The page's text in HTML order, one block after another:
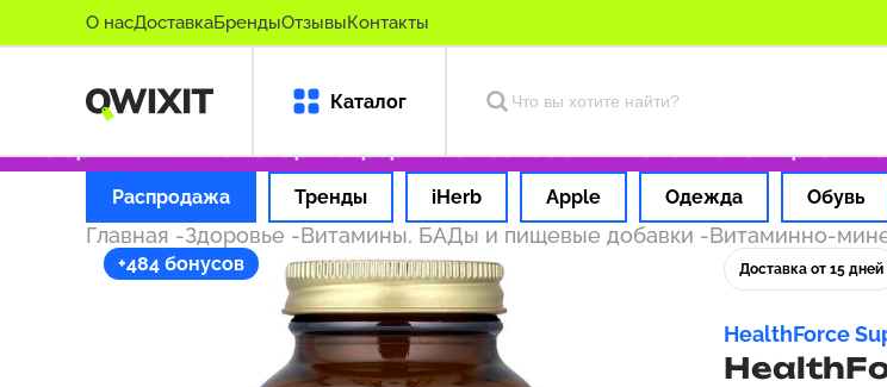
О насДоставкаБрендыОтзывыКонтакты
Каталог
оригинальные товары Оформляем заказ за 1 час Оплата картой РФ
Распродажа Тренды iHerb Apple Одежда Обувь
Главная -Здоровье -Витамины, БАДы и пищевые добавки -Витаминно-
+484 бонусов Доставка от 15 дней
HealthForce